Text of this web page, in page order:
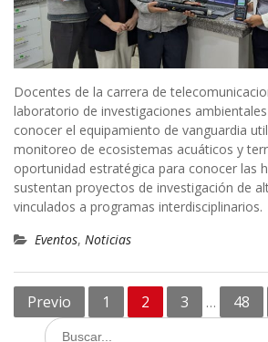
Docentes de la carrera de
laboratorio de investigaciones
conocer el equipamiento de vanguardia
monitoreo de ecosistemas acuáticos y
oportunidad estratégica para conocer las
sustentan proyectos de investigación de
vinculados a programas interdisciplinarios.
Eventos, Noticias
Navegación
Previo 1 2 3 … 48
Search